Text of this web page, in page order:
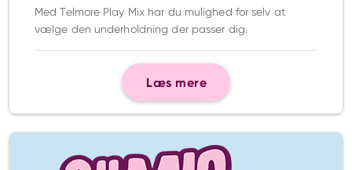
Med Telmore Play Mix har du mulighed for selv at
vælge den underholdning der passer dig.
Læs mere